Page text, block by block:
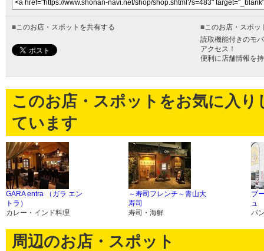
■ このお店・スポットを共有する ■ このお店・スポ
読取機能付きのモ
アクセス！
便利に店舗情報を
このお店・スポットをお気に入
ています
GARA entra （ガラ エン
トラ）
カレー・インド料理
～寿司フレンチ～青山大
寿司
寿司・海鮮
ブ
ュ
パ
周辺のお店・スポット